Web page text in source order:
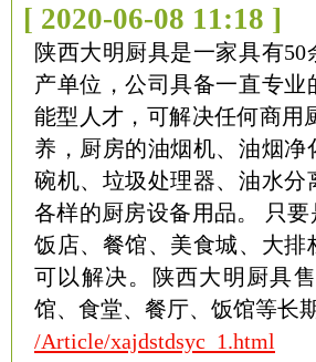
[ 2020-06-08 11:18 ]
陕西大明厨具是一家具有50
产单位，公司具备一直专
能型人才，可解决任何商用
养，厨房的油烟机、油烟
碗机、垃圾处理器、油水
各样的厨房设备用品。 只
饭店、餐馆、美食城、大
可以解决。陕西大明厨具
馆、食堂、餐厅、饭馆等长
/Article/xajdstdsyc_1.html